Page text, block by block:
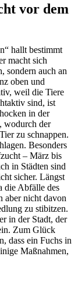
vor dem
hallt bestimmt
macht sich
sondern auch an
oben und
weil die Tiere
sind, ist
in der
wodurch der
zu schnappen.
Besonders
– März bis
in Städten sind
sicher. Längst
die Abfälle des
aber nicht davon
zu stibitzen.
in der Stadt, der
Zum Glück
dass ein Fuchs in
Maßnahmen,